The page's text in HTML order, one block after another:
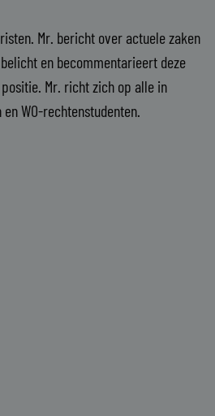
Mr. bericht over actuele zaken
en becommentarieert deze
Mr. richt zich op alle in
WO-rechtenstudenten.